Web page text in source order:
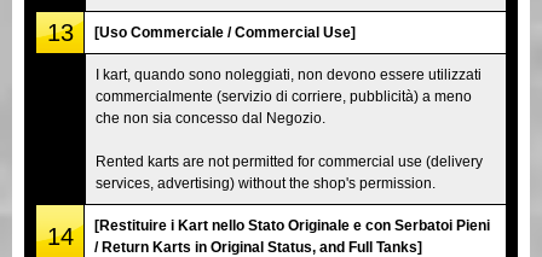
13 [Uso Commerciale / Commercial Use]
I kart, quando sono noleggiati, non devono essere utilizzati
commercialmente (servizio di corriere, pubblicità) a meno
che non sia concesso dal Negozio.
Rented karts are not permitted for commercial use (delivery
services, advertising) without the shop's permission.
14
[Restituire i Kart nello Stato Originale e con Serbatoi Pieni
/ Return Karts in Original Status, and Full Tanks]